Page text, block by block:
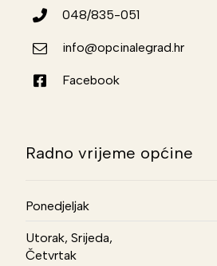
048/835-051
info@opcinalegrad.hr
Facebook
Radno vrijeme općine
Ponedjeljak
Utorak, Srijeda,
Četvrtak